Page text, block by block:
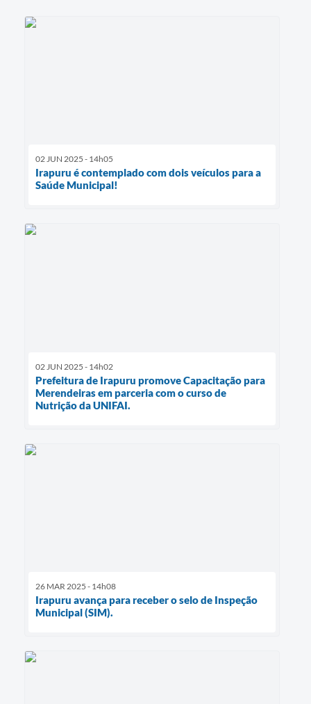
02 JUN 2025 - 14h05
Irapuru é contemplado com dois veículos para a
Saúde Municipal!
02 JUN 2025 - 14h02
Prefeitura de Irapuru promove Capacitação para
Merendeiras em parceria com o curso de
Nutrição da UNIFAI.
26 MAR 2025 - 14h08
Irapuru avança para receber o selo de Inspeção
Municipal (SIM).